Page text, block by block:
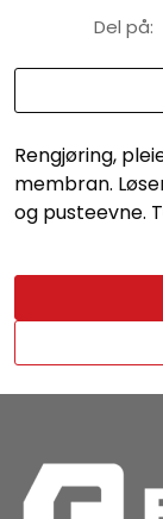
Del på:
Rengjøring,
membran.
og pusteevne.